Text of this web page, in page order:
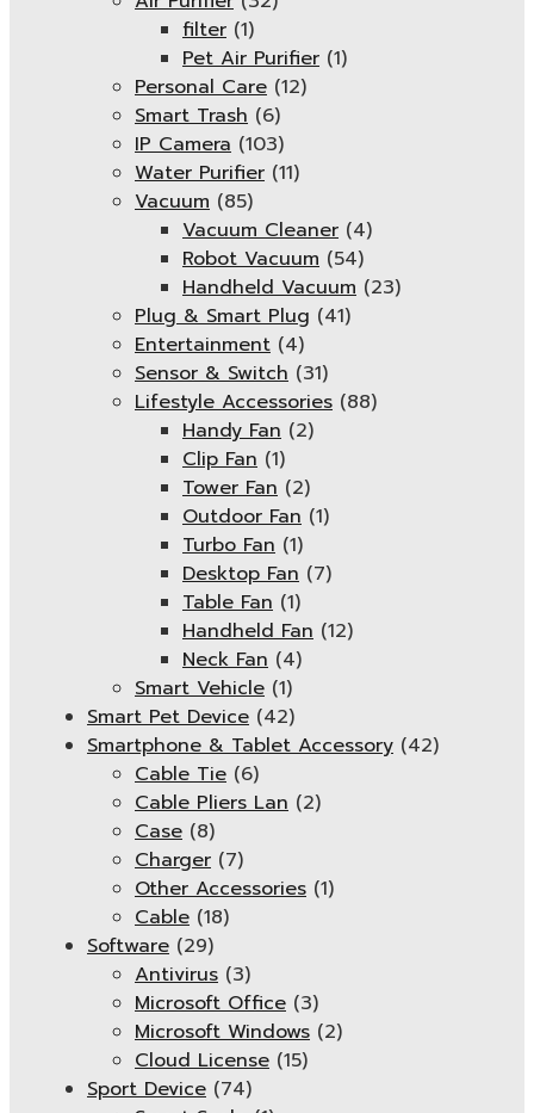
filter (1)
Pet Air Purifier (1)
Personal Care (12)
Smart Trash (6)
IP Camera (103)
Water Purifier (11)
Vacuum (85)
Vacuum Cleaner (4)
Robot Vacuum (54)
Handheld Vacuum (23)
Plug & Smart Plug (41)
Entertainment (4)
Sensor & Switch (31)
Lifestyle Accessories (88)
Handy Fan (2)
Clip Fan (1)
Tower Fan (2)
Outdoor Fan (1)
Turbo Fan (1)
Desktop Fan (7)
Table Fan (1)
Handheld Fan (12)
Neck Fan (4)
Smart Vehicle (1)
Smart Pet Device (42)
Smartphone & Tablet Accessory (42)
Cable Tie (6)
Cable Pliers Lan (2)
Case (8)
Charger (7)
Other Accessories (1)
Cable (18)
Software (29)
Antivirus (3)
Microsoft Office (3)
Microsoft Windows (2)
Cloud License (15)
Sport Device (74)